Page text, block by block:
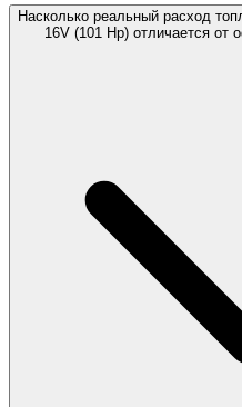
Насколько реальный расход
16V (101 Hp) отличается